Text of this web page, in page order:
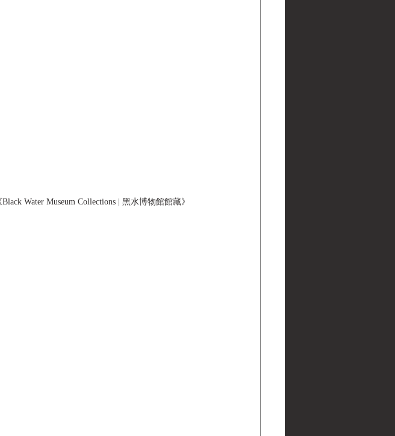
Water Museum Collections | 黑水博物館館藏》